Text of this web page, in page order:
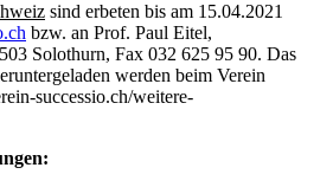
sind erbeten bis am 15.04.2021
bzw. an Prof. Paul Eitel,
Solothurn, Fax 032 625 95 90. Das
werden beim Verein
successio.ch/weitere-